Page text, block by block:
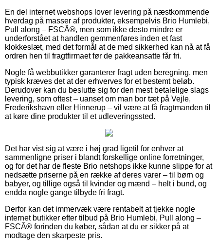
En del internet webshops lover levering på næstkommende
hverdag på masser af produkter, eksempelvis Brio Humlebi,
Pull along – FSCÂ®, men som ikke desto mindre er
underforstået at handlen gemmenføres inden et fast
klokkeslæt, med det formål at de med sikkerhed kan nå at få
ordren hen til fragtfirmaet før de pakkeansatte får fri.
Nogle få webbutikker garanterer fragt uden beregning, men
typisk kræves det at der erhverves for et bestemt beløb.
Derudover kan du beslutte sig for den mest betalelige slags
levering, som oftest – uanset om man bor tæt på Vejle,
Frederikshavn eller Hinnerup – vil være at få fragtmanden til
at køre dine produkter til et udleveringssted.
Det har vist sig at være i høj grad ligetil for enhver at
sammenligne priser i blandt forskellige online forretninger,
og for det har de fleste Brio netshops ikke kunne slippe for at
nedsætte priserne på en række af deres varer – til børn og
babyer, og tillige også til kvinder og mænd – helt i bund, og
endda nogle gange tilbyde fri fragt.
Derfor kan det immervæk være rentabelt at tjekke nogle
internet butikker efter tilbud på Brio Humlebi, Pull along –
FSCÂ® forinden du køber, sådan at du er sikker på at
modtage den skarpeste pris.